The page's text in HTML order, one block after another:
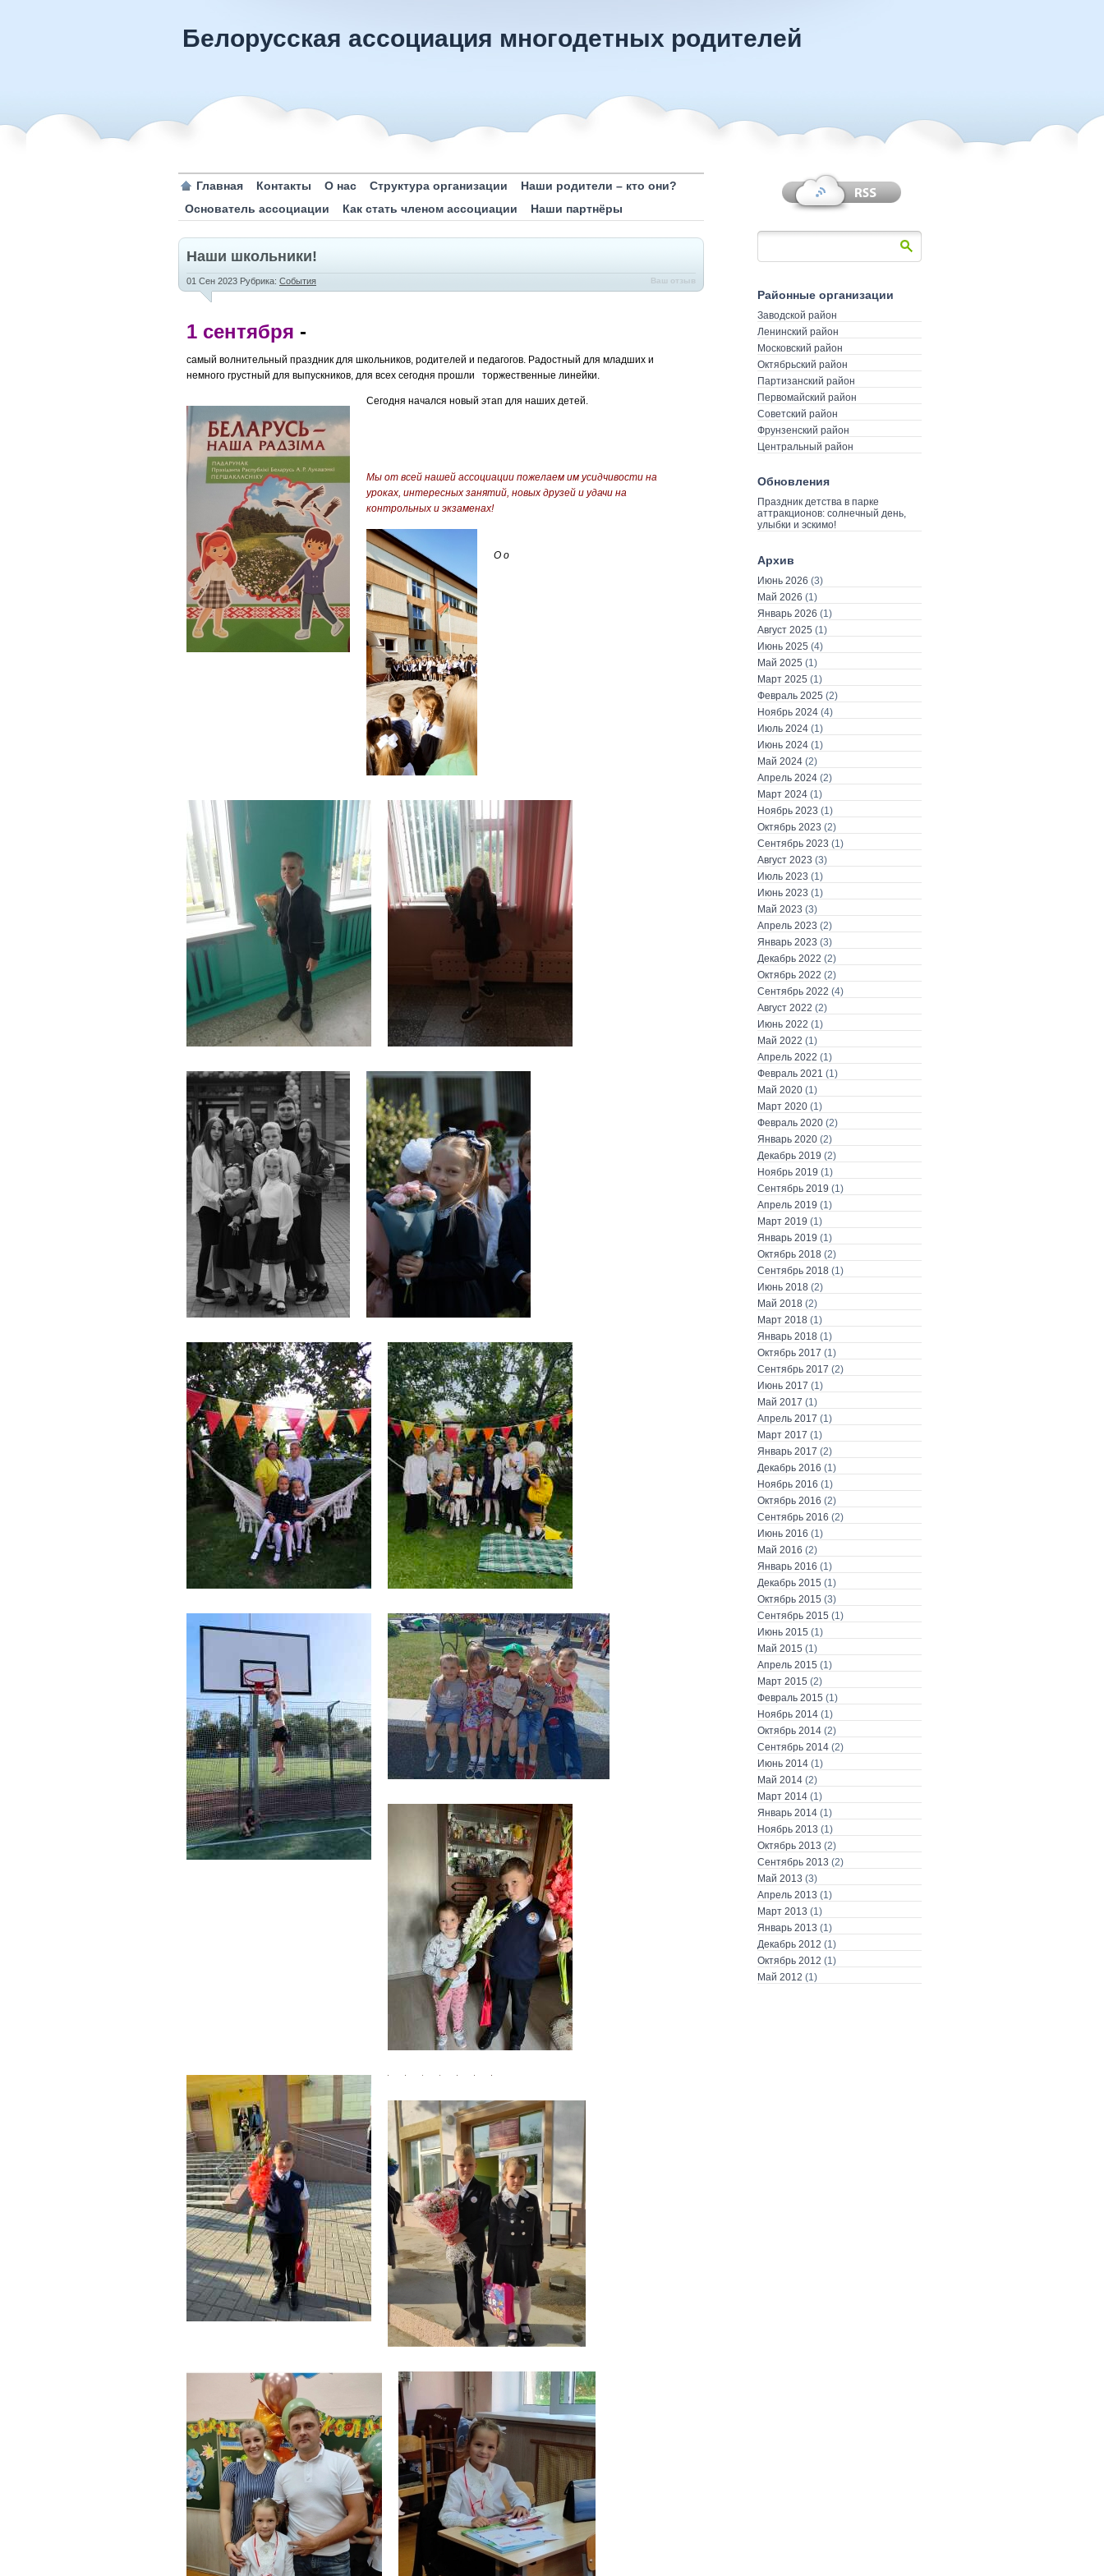
Белорусская ассоциация многодетных родителей
Главная Контакты О нас Структура организации
Наши родители – кто они?
Основатель ассоциации
Как стать членом ассоциации Наши партнёры
Наши школьники!
01 Сен 2023 Рубрика: События Ваш отзыв
1 сентября -
самый волнительный праздник для школьников, родителей и педагогов. Радостный для младших и
немного грустный для выпускников, для всех сегодня прошли торжественные линейки.
Сегодня начался новый этап для наших детей.
Мы от всей нашей ассоциации пожелаем им усидчивости на
уроках, интересных занятий, новых друзей и удачи на
контрольных и экзаменах!
О о
Районные организации
Заводской район
Ленинский район
Московский район
Октябрьский район
Партизанский район
Первомайский район
Советский район
Фрунзенский район
Центральный район
Обновления
Праздник детства в парке
аттракционов: солнечный день,
улыбки и эскимо!
Архив
Июнь 2026 (3)
Май 2026 (1)
Январь 2026 (1)
Август 2025 (1)
Июнь 2025 (4)
Май 2025 (1)
Март 2025 (1)
Февраль 2025 (2)
Ноябрь 2024 (4)
Июль 2024 (1)
Июнь 2024 (1)
Май 2024 (2)
Апрель 2024 (2)
Март 2024 (1)
Ноябрь 2023 (1)
Октябрь 2023 (2)
Сентябрь 2023 (1)
Август 2023 (3)
Июль 2023 (1)
Июнь 2023 (1)
Май 2023 (3)
Апрель 2023 (2)
Январь 2023 (3)
Декабрь 2022 (2)
Октябрь 2022 (2)
Сентябрь 2022 (4)
Август 2022 (2)
Июнь 2022 (1)
Май 2022 (1)
Апрель 2022 (1)
Февраль 2021 (1)
Май 2020 (1)
Март 2020 (1)
Февраль 2020 (2)
Январь 2020 (2)
Декабрь 2019 (2)
Ноябрь 2019 (1)
Сентябрь 2019 (1)
Апрель 2019 (1)
Март 2019 (1)
Январь 2019 (1)
Октябрь 2018 (2)
Сентябрь 2018 (1)
Июнь 2018 (2)
Май 2018 (2)
Март 2018 (1)
Январь 2018 (1)
Октябрь 2017 (1)
Сентябрь 2017 (2)
Июнь 2017 (1)
Май 2017 (1)
Апрель 2017 (1)
Март 2017 (1)
Январь 2017 (2)
Декабрь 2016 (1)
Ноябрь 2016 (1)
Октябрь 2016 (2)
Сентябрь 2016 (2)
Июнь 2016 (1)
Май 2016 (2)
Январь 2016 (1)
Декабрь 2015 (1)
Октябрь 2015 (3)
Сентябрь 2015 (1)
Июнь 2015 (1)
Май 2015 (1)
Апрель 2015 (1)
Март 2015 (2)
Февраль 2015 (1)
Ноябрь 2014 (1)
Октябрь 2014 (2)
Сентябрь 2014 (2)
Июнь 2014 (1)
Май 2014 (2)
Март 2014 (1)
Январь 2014 (1)
Ноябрь 2013 (1)
Октябрь 2013 (2)
Сентябрь 2013 (2)
Май 2013 (3)
Апрель 2013 (1)
Март 2013 (1)
Январь 2013 (1)
Декабрь 2012 (1)
Октябрь 2012 (1)
Май 2012 (1)